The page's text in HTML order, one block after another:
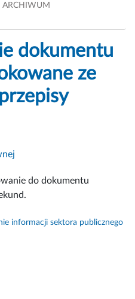
ARCHIWUM
dokumentu
ze
do dokumentu
informacji sektora publicznego